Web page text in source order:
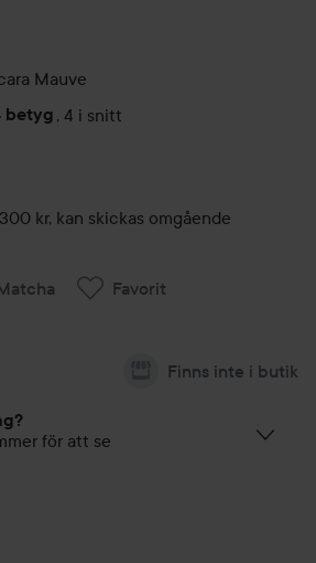
Mauve
betyg , 4 i snitt
kr
kr, kan skickas omgående
Favorit
Finns inte i butik
för att se